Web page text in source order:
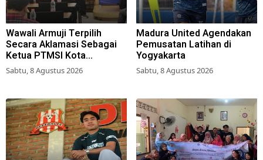
Wawali Armuji Terpilih
Secara Aklamasi Sebagai
Ketua PTMSI Kota
Surabaya
Sabtu, 8 Agustus 2026
Madura United Agendakan
Pemusatan Latihan di
Yogyakarta
Sabtu, 8 Agustus 2026